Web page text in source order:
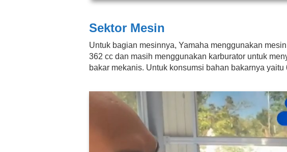
Sektor Mesin
Untuk bagian mesinnya, Yamaha menggunakan
362 cc dan masih menggunakan karburator untuk
bakar mekanis. Untuk konsumsi bahan bakarnya